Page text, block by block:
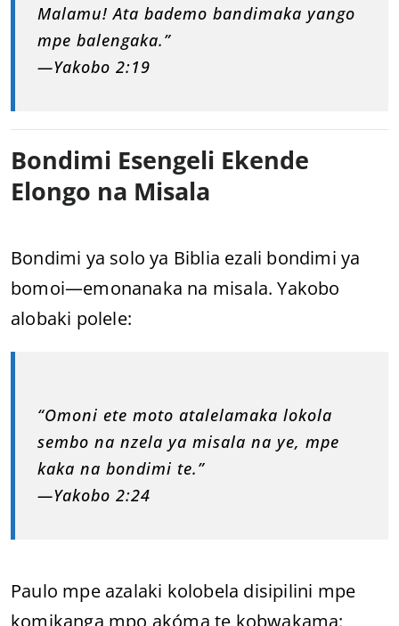
Malamu! Ata bademo bandimaka yango
mpe balengaka.”
—Yakobo 2:19
Bondimi Esengeli Ekende
Elongo na Misala
Bondimi ya solo ya Biblia ezali bondimi ya
bomoi—emonanaka na misala. Yakobo
alobaki polele:
“Omoni ete moto atalelamaka lokola
sembo na nzela ya misala na ye, mpe
kaka na bondimi te.”
—Yakobo 2:24
Paulo mpe azalaki kolobela disipilini mpe